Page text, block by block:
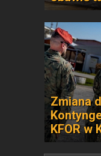
Zmiana
KFOR w